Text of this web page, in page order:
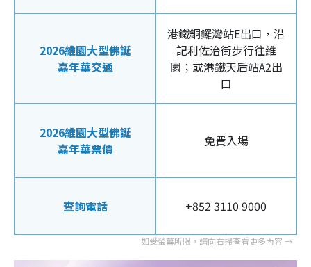
2026維園大型佛誕
嘉年華交通
港鐵銅鑼灣站E出口，沿
記利佐治街步行往維
園；或港鐵天后站A2出
口
2026維園大型佛誕
嘉年華票價
免費入場
查詢電話 +852 3110 9000